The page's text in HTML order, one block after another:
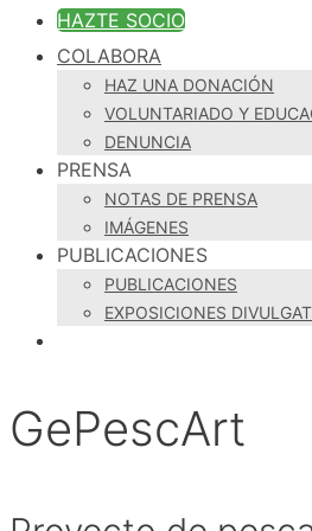
HAZTE SOCIO
COLABORA
HAZ UNA DONACIÓN
VOLUNTARIADO Y
DENUNCIA
PRENSA
NOTAS DE PRENSA
IMÁGENES
PUBLICACIONES
PUBLICACIONES
EXPOSICIONES
GePescArt